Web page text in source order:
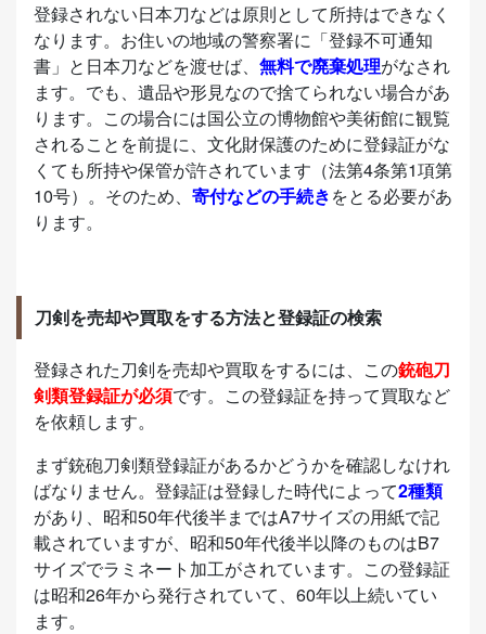
登録されない日本刀などは原則として所持はできなく
なります。お住いの地域の警察署に「登録不可通知
書」と日本刀などを渡せば、 無料で廃棄処理がなされ
ます。でも、遺品や形見なので捨てられない場合があ
ります。この場合には国公立の博物館や美術館に観覧
されることを前提に、文化財保護のために登録証がな
くても所持や保管が許されています（法第4条第1項第
10号）。そのため、 寄付などの手続きをとる必要があ
ります。
刀剣を売却や買取をする方法と登録証の検索
登録された刀剣を売却や買取をするには、この銃砲刀
剣類登録証が必須です。この登録証を持って買取など
を依頼します。
まず銃砲刀剣類登録証があるかどうかを確認しなけれ
ばなりません。登録証は登録した時代によって2種類
があり、昭和50年代後半まではA7サイズの用紙で記
載されていますが、昭和50年代後半以降のものはB7
サイズでラミネート加工がされています。この登録証
は昭和26年から発行されていて、60年以上続いてい
ます。